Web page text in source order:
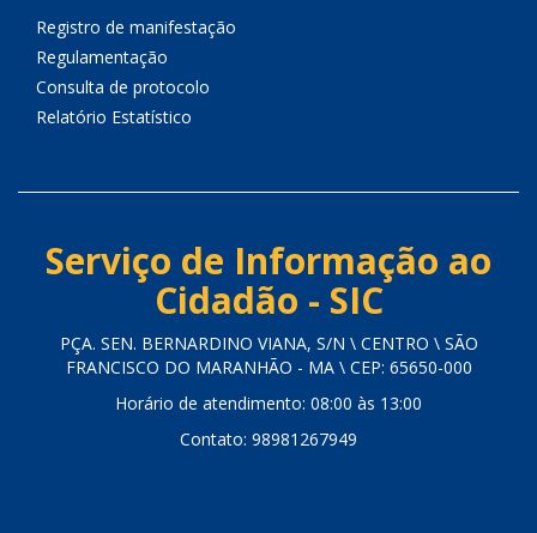
Registro de manifestação
Regulamentação
Consulta de protocolo
Relatório Estatístico
Serviço de Informação ao
Cidadão - SIC
PÇA. SEN. BERNARDINO VIANA, S/N \ CENTRO \ SÃO
FRANCISCO DO MARANHÃO - MA \ CEP: 65650-000
Horário de atendimento: 08:00 às 13:00
Contato: 98981267949